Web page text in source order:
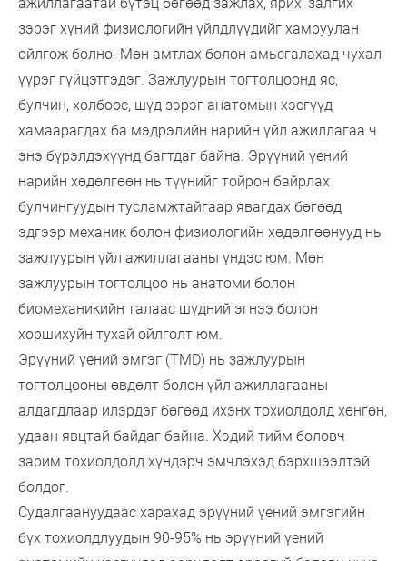
зэрэг хүний физиологийн үйлдлүүдийг хамруулан
ойлгож болно. Мөн амтлах болон амьсгалахад чухал
үүрэг гүйцэтгэдэг. Зажлуурын тогтолцоонд яс,
булчин, холбоос, шүд зэрэг анатомын хэсгүүд
хамаарагдах ба мэдрэлийн нарийн үйл ажиллагаа ч
энэ бүрэлдэхүүнд багтдаг байна. Эрүүний үений
нарийн хөдөлгөөн нь түүнийг тойрон байрлах
булчингуудын тусламжтайгаар явагдах бөгөөд
эдгээр механик болон физиологийн хөдөлгөөнууд нь
зажлуурын үйл ажиллагааны үндэс юм. Мөн
зажлуурын тогтолцоо нь анатоми болон
биомеханикийн талаас шүдний эгнээ болон
хоршихуйн тухай ойлголт юм.
Эрүүний үений эмгэг (TMD) нь зажлуурын
тогтолцооны өвдөлт болон үйл ажиллагааны
алдагдлаар илэрдэг бөгөөд ихэнх тохиолдолд хөнгөн,
удаан явцтай байдаг байна. Хэдий тийм боловч
зарим тохиолдолд хүндэрч эмчлэхэд бэрхшээлтэй
болдог.
Судалгаануудаас харахад эрүүний үений эмгэгийн
бүх тохиолдлуудын 90-95% нь эрүүний үений